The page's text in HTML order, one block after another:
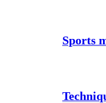
Sports